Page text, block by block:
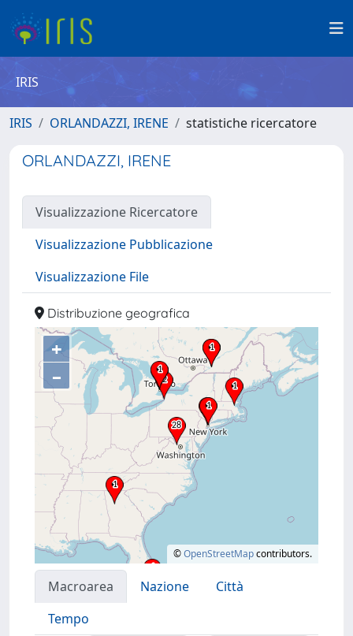
IRIS
IRIS ORLANDAZZI, IRENE statistiche ricercatore
ORLANDAZZI, IRENE
Visualizzazione Ricercatore
Visualizzazione Pubblicazione
Visualizzazione File
Distribuzione geografica
+
–
©OpenStreetMapcontributors.
Macroarea Nazione
Città
Tempo